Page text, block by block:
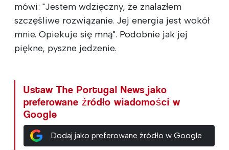
mówi: "Jestem wdzięczny, że znalazłem
szczęśliwe rozwiązanie. Jej energia jest wokół
mnie. Opiekuje się mną". Podobnie jak jej
piękne, pyszne jedzenie.
Ustaw The Portugal News jako
preferowane źródło wiadomości w
Google
Dodaj jako preferowane źródło w Google